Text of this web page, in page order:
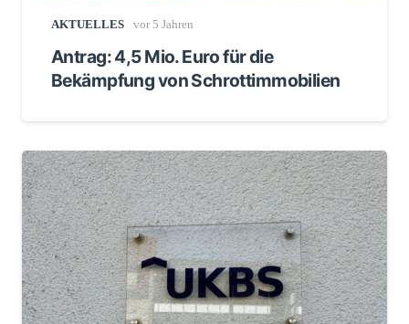
AKTUELLES vor 5 Jahren
Antrag: 4,5 Mio. Euro für die
Bekämpfung von Schrottimmobilien